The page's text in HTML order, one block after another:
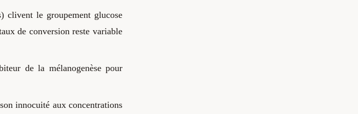
clivent le groupement glucose
de conversion reste variable
de la mélano­genèse pour
innocuité aux concentrations